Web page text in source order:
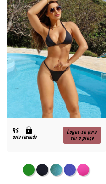
R$
para revenda
Logue-se para
ver o preço